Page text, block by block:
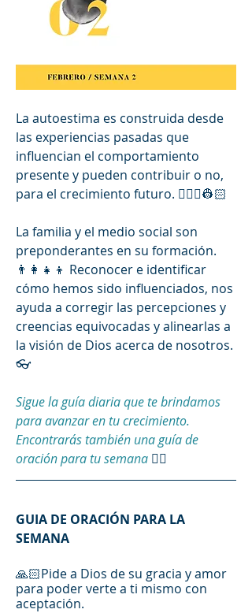
La autoestima es construida desde
las experiencias pasadas que
influencian el comportamiento
presente y pueden contribuir o no,
para el crecimiento futuro. 👷🏻‍♀️👷🏻
La familia y el medio social son
preponderantes en su formación.
👨‍👩‍👧‍👦 Reconocer e identificar
cómo hemos sido influenciados, nos
ayuda a corregir las percepciones y
creencias equivocadas y alinearlas a
la visión de Dios acerca de nosotros.
👓
Sigue la guía diaria que te brindamos
para avanzar en tu crecimiento.
Encontrarás también una guía de
oración para tu semana 👇🏻
GUIA DE ORACIÓN PARA LA
SEMANA
🙏🏻Pide a Dios de su gracia y amor
para poder verte a ti mismo con
aceptación.